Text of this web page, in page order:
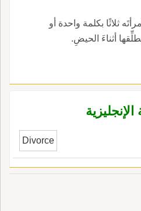
ثلاثًا بكلمة واحدة أو
أثناءَ الحيضِ.
Divorce